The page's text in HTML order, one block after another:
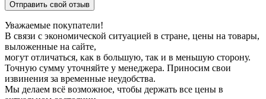
Отправить свой отзыв
Уважаемые покупатели!
В связи с экономической ситуацией в стране, цены на товары,
выложенные на сайте,
могут отличаться, как в большую, так и в меньшую сторону.
Точную сумму уточняйте у менеджера. Приносим свои
извинения за временные неудобства.
Мы делаем всё возможное, чтобы держать все цены в